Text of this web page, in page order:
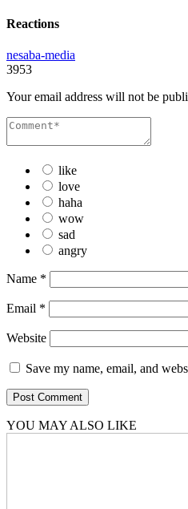
Reactions
nesaba-media
3953
Your email address will not be
like
love
haha
wow
sad
angry
Name *
Email *
Website
Save my name, email, and
YOU MAY ALSO LIKE